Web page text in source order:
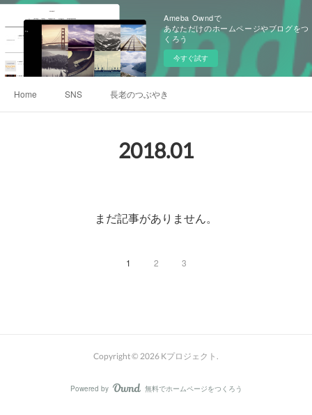
Ameba Owndで
あなただけのホームページやブログをつ
くろう
今すぐ試す
Home SNS 長老のつぶやき
2018.01
まだ記事がありません。
1 2 3
Copyright © 2026 Kプロジェクト .
Powered by AmebaOwnd
無料でホームページをつくろう